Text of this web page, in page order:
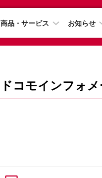
商品・サービス お知らせ
ドコモインフォ